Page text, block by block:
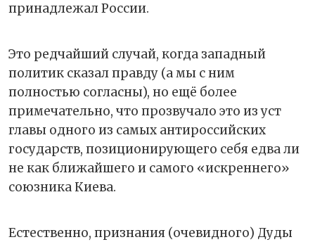
принадлежал России.
Это редчайший случай, когда западный
политик сказал правду (а мы с ним
полностью согласны), но ещё более
примечательно, что прозвучало это из уст
главы одного из самых антироссийских
государств, позиционирующего себя едва ли
не как ближайшего и самого «искреннего»
союзника Киева.
Естественно, признания (очевидного) Дуды